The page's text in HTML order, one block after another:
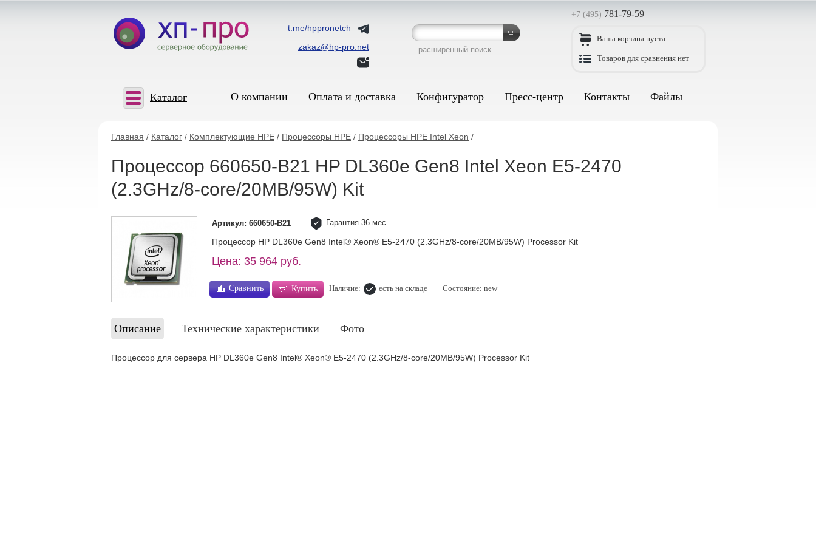
t.me/hppronetch
zakaz@hp-pro.net
расширенный поиск
+7 (495) 781-79-59
Ваша корзина пуста
Товаров для сравнения нет
Каталог О компании Оплата и доставка Конфигуратор Пресс-центр Контакты Файлы
Главная / Каталог / Комплектующие HPE / Процессоры HPE / Процессоры HPE Intel Xeon /
Процессор 660650-B21 HP DL360e Gen8 Intel Xeon E5-2470
(2.3GHz/8-core/20MB/95W) Kit
Артикул: 660650-B21 Гарантия 36 мес.
Процессор HP DL360e Gen8 Intel® Xeon® E5-2470 (2.3GHz/8-core/20MB/95W) Processor Kit
Цена: 35 964 руб.
Сравнить Купить Наличие: есть на складе Состояние: new
Описание Технические характеристики Фото
Процессор для сервера HP DL360e Gen8 Intel® Xeon® E5-2470 (2.3GHz/8-core/20MB/95W) Processor Kit